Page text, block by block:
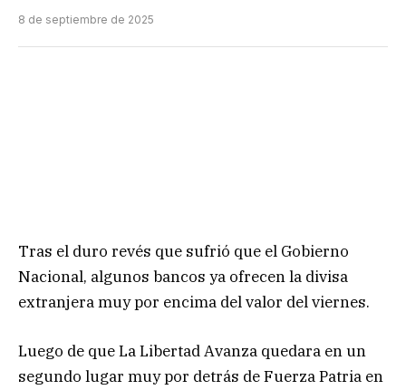
8 de septiembre de 2025
Tras el duro revés que sufrió que el Gobierno
Nacional, algunos bancos ya ofrecen la divisa
extranjera muy por encima del valor del viernes.
Luego de que La Libertad Avanza quedara en un
segundo lugar muy por detrás de Fuerza Patria en